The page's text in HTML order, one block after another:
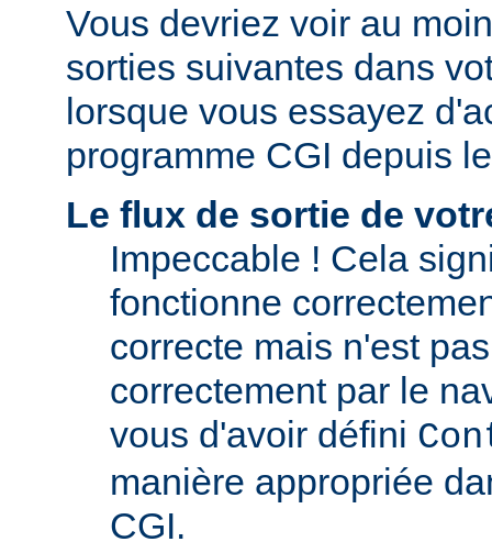
Vous devriez voir au
sorties suivantes dans
lorsque vous essayez
programme CGI depuis
Le flux de sortie de
Impeccable ! Cela
fonctionne
correcte mais n'est
correctement par le
vous d'avoir défini
manière appropriée
CGI.